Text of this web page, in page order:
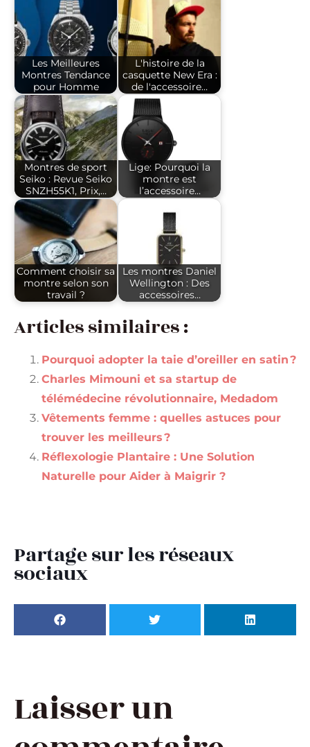
Les Meilleures
Montres Tendance
pour Homme
L'histoire de la
casquette New Era :
de l'accessoire…
Montres de sport
Seiko : Revue Seiko
SNZH55K1, Prix,…
Lige: Pourquoi la
montre est
l’accessoire…
Comment choisir sa
montre selon son
travail ?
Les montres Daniel
Wellington : Des
accessoires…
Articles similaires :
Pourquoi adopter la taie d’oreiller en satin ?
Charles Mimouni et sa startup de
télémédecine révolutionnaire, Medadom
Vêtements femme : quelles astuces pour
trouver les meilleurs ?
Réflexologie Plantaire : Une Solution
Naturelle pour Aider à Maigrir ?
Partage sur les réseaux
sociaux
Laisser un